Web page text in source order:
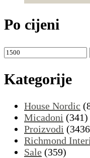
Po cijeni
Min
Kategorije
House Nordic
Micadoni (341)
Proizvodi
Richmond
Sale (359)